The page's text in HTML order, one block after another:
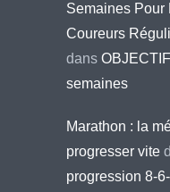
Semaines Pour
Coureurs
dans
semaines
Marathon : la
progresser vite
progression 8-